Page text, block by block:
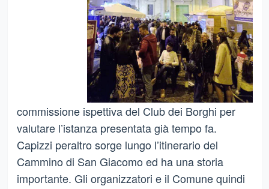
commissione ispettiva del Club dei Borghi per
valutare l’istanza presentata già tempo fa.
Capizzi peraltro sorge lungo l’itinerario del
Cammino di San Giacomo ed ha una storia
importante. Gli organizzatori e il Comune quindi